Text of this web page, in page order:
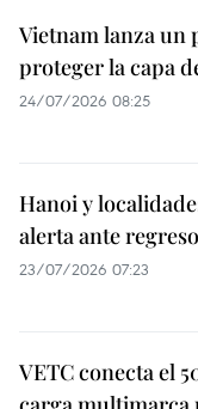
Vietnam lanza un
proteger la capa
24/07/2026 08:25
Hanoi y
alerta ante
23/07/2026 07:23
VETC conecta el